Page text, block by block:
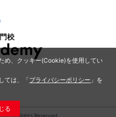
め、クッキー(Cookie)を使用してい
ては、「プライバシーポリシー 」を
る
All Rights Reserved.